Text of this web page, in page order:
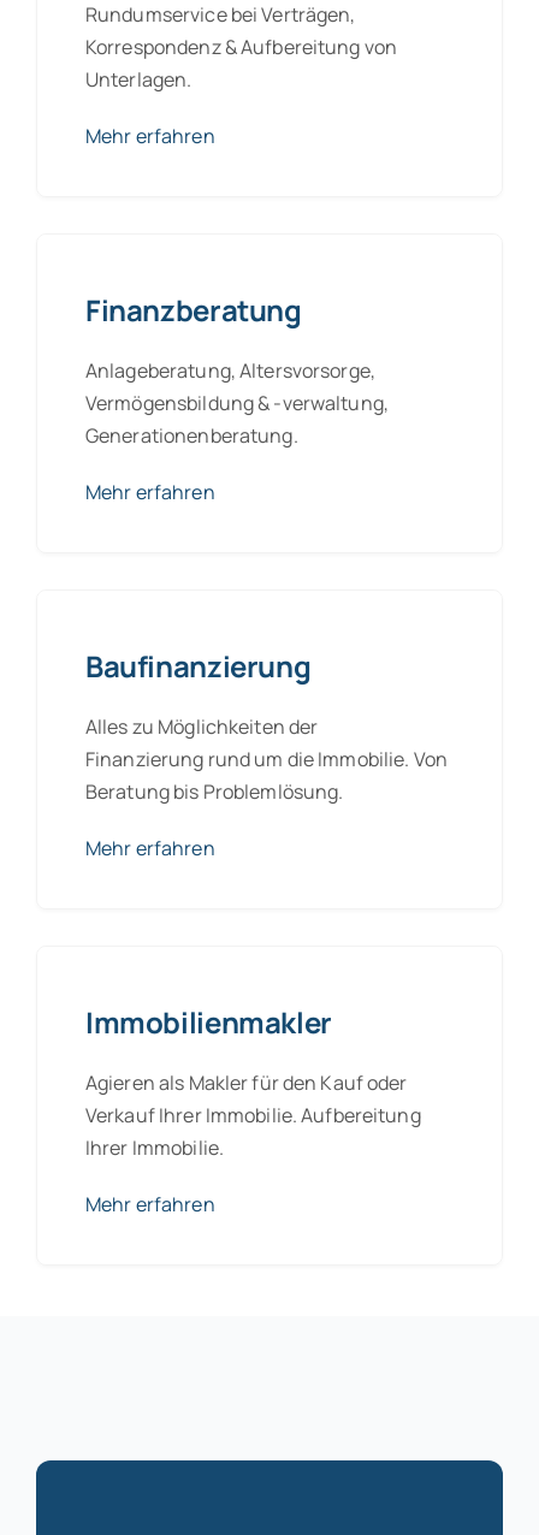
Rundumservice bei Verträgen,
Korrespondenz & Aufbereitung von
Unterlagen.
Mehr erfahren
Finanzberatung
Anlageberatung, Altersvorsorge,
Vermögensbildung & -verwaltung,
Generationenberatung.
Mehr erfahren
Baufinanzierung
Alles zu Möglichkeiten der
Finanzierung rund um die Immobilie. Von
Beratung bis Problemlösung.
Mehr erfahren
Immobilienmakler
Agieren als Makler für den Kauf oder
Verkauf Ihrer Immobilie. Aufbereitung
Ihrer Immobilie.
Mehr erfahren